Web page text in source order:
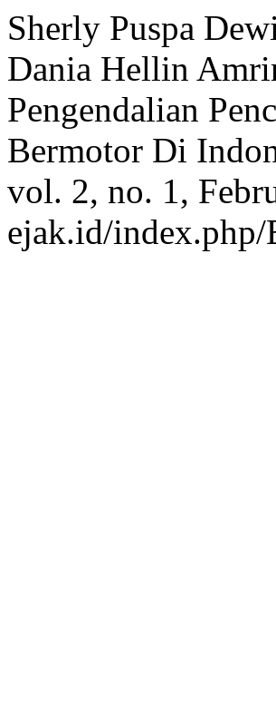
Sherly Puspa
Dania Hellin
Pengendalian
Bermotor Di
vol. 2, no. 1,
ejak.id/